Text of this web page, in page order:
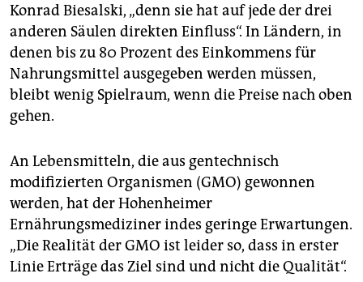
Konrad Biesalski, „denn sie hat auf jede der drei
anderen Säulen direkten Einfluss“. In Ländern, in
denen bis zu 80 Prozent des Einkommens für
Nahrungsmittel ausgegeben werden müssen,
bleibt wenig Spielraum, wenn die Preise nach oben
gehen.
An Lebensmitteln, die aus gentechnisch
modifizierten Organismen (GMO) gewonnen
werden, hat der Hohenheimer
Ernährungsmediziner indes geringe Erwartungen.
„Die Realität der GMO ist leider so, dass in erster
Linie Erträge das Ziel sind und nicht die Qualität“.